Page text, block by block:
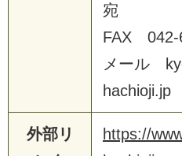
宛
FAX 042-
メール
hachioji.jp
外部リ
https://